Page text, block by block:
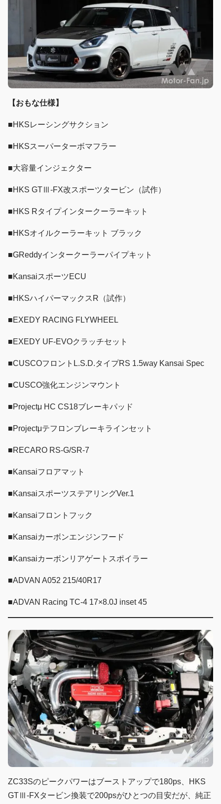
【おもな仕様】
■HKSレーシングサクション
■HKSスーパーターボマフラー
■大容量インジェクター
■HKS GTⅢ-FX改スポーツタービン（試作）
■HKS Rタイプインタークーラーキット
■HKSオイルクーラーキット ブラック
■GReddyインタークーラーパイプキット
■KansaiスポーツECU
■HKSハイパーマックスR（試作）
■EXEDY RACING FLYWHEEL
■EXEDY UF-EVOクラッチセット
■CUSCOフロントL.S.D.タイプRS 1.5way Kansai Spec
■CUSCO強化エンジンマウント
■Projectμ HC CS18ブレーキパッド
■Projectμテフロンブレーキラインセット
■RECARO RS-G/SR-7
■Kansaiフロアマット
■KansaiスポーツステアリングVer.1
■Kansaiフロントフック
■Kansaiカーボンエンジンフード
■Kansaiカーボンリアゲートスポイラー
■ADVAN A052 215/40R17
■ADVAN Racing TC-4 17×8.0J inset 45
ZC33Sのピークパワーはブーストアップで180ps、HKS
GTⅢ-FXタービン換装で200psがひとつの目安だが、純正